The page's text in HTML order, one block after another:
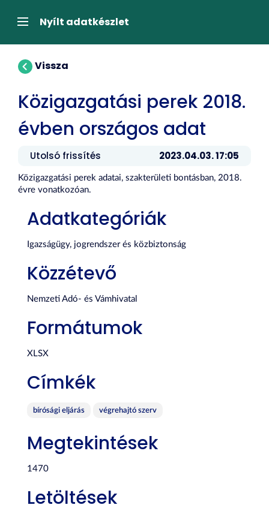
átugrásaNavigációNyílt adatkészlet
Vissza
Közigazgatási perek 2018.
évben országos adat
Utolsó frissítés 2023.04.03. 17:05
Közigazgatási perek adatai, szakterületi bontásban, 2018.
évre vonatkozóan.
Adatkategóriák
Igazságügy, jogrendszer és közbiztonság
Közzétevő
Nemzeti Adó- és Vámhivatal
Formátumok
XLSX
Címkék
bírósági eljárás végrehajtó szerv
Megtekintések
1470
Letöltések